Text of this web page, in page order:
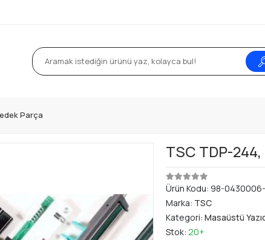
Parça
TSC TDP-244,
Ürün Kodu: 98-0430006-
Marka: TSC
Kategori: Masaüstü
Stok: 20+